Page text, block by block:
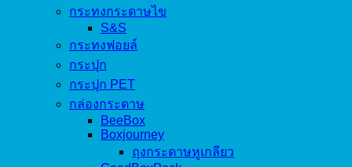
กระทงกระดาษไข
S&S
กระทงฟอยล์
กระปุก
กระปุก PET
กล่องกระดาษ
BeeBox
Boxjourney
ถุงกระดาษหูเกลียว